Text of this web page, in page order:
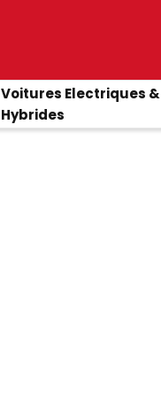
Voitures Electriques &
Hybrides